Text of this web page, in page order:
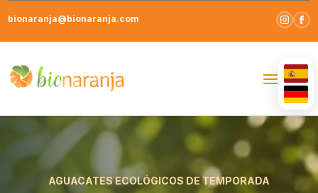
bionaranja@bionaranja.com
AGUACATES ECOLÓGICOS DE TEMPORADA